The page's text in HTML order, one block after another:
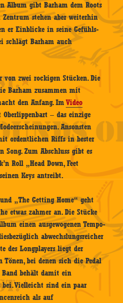
Album gibt Barham dem Roots
Zentrum stehen aber weiterhin
er Einblicke in seine Gefühls-
schlägt Barham auch
von zwei rockigen Stücken. Die
Barham zusammen mit
den Anfang. ImVideo
– das einzige
Ansonsten
ordentlichen Riffs in bester
Song. Zum Abschluss gibt es
Roll „Head Down, Feet
Keys antreibt.
„The Getting Home“ geht
etwas zahmer an. Die Stücke
einen ausgewogenen Tempo-
abwechslungsreicher
des Longplayers liegt der
Tönen, bei denen sich die Pedal
behält damit ein
bei. Vielleicht sind ein paar
als auf